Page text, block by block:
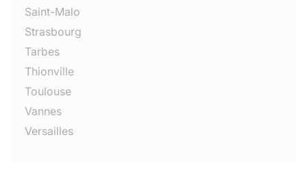
Saint-Malo
Strasbourg
Tarbes
Thionville
Toulouse
Vannes
Versailles